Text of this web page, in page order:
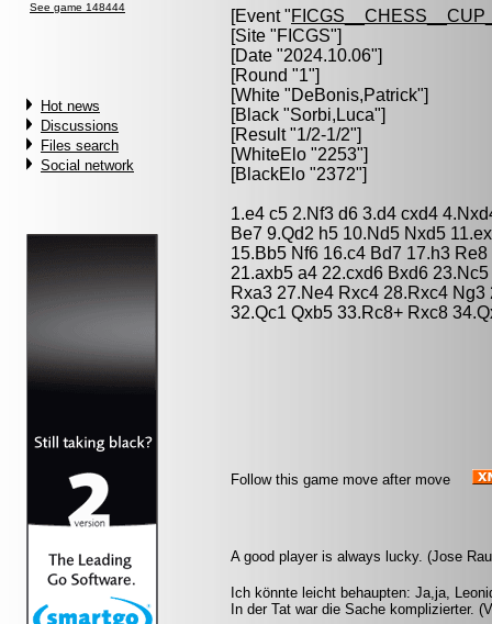
See game 148444
Hot news
Discussions
Files search
Social network
[Event "
[Site "FICGS"]
[Date "2024.10.06"]
[Round "1"]
[White "DeBonis,Patrick"]
[Black "Sorbi,Luca"]
[Result "1/2-1/2"]
[WhiteElo "2253"]
[BlackElo "2372"]
1.e4 c5 2.Nf3 d6 3.d4 cxd4
Be7 9.Qd2 h5 10.Nd5 Nxd5
15.Bb5 Nf6 16.c4 Bd7 17.h3
21.axb5 a4 22.cxd6 Bxd6
Rxa3 27.Ne4 Rxc4 28.Rxc4
32.Qc1 Qxb5 33.Rc8+ Rxc8
Follow this game move after move
A good player is always lucky. (Jose
Ich könnte leicht behaupten: Ja,ja,
In der Tat war die Sache komplizierter.